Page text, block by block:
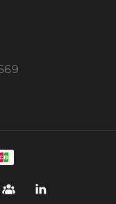
Group Linkedin